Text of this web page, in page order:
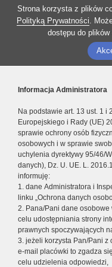
Strona korzysta z plików
Polityką Prywatności.
dostępu do
Informacja Administratora
Na podstawie art. 13 ust. 1 i
Europejskiego i Rady (UE)
sprawie ochrony osób
osobowych i w sprawie
uchylenia dyrektywy 95/46/
danych), Dz. U. UE. L.
informuję:
1. dane Administratora i
linku „Ochrona danych
2. Pana/Pani dane osobowe
celu udostępniania strony
prawnych spoczywających
3. jeżeli korzysta Pan/Pani
e-mail placówki to zgadza
celu udzielenia odpowiedzi,